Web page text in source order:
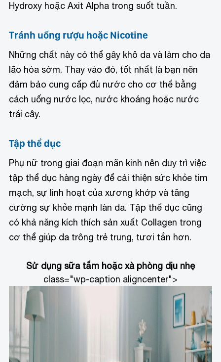
Hydroxy hoặc Axit Alpha trong suốt tuần.
Tránh uống rượu hoặc Nicotine
Những chất này có thể gây khô da và làm cho da
lão hóa sớm. Thay vào đó, tốt nhất là bạn nên
đảm bảo cung cấp đủ nước cho cơ thể bằng
cách uống nước lọc, nước khoáng hoặc nước
trái cây.
Tập thể dục
Phụ nữ trong giai đoạn mãn kinh nên duy trì việc
tập thể dục hàng ngày để cải thiện sức khỏe tim
mạch, sự linh hoạt của xương khớp và tăng
cường sự khỏe mạnh làn da. Tập thể dục cũng
có khả năng kích thích sản xuất Collagen trong
cơ thể giúp da trông trẻ trung, tươi tắn hơn.
Sử dụng sữa tắm hoặc xà phòng dịu nhẹ
class="wp-caption aligncenter">